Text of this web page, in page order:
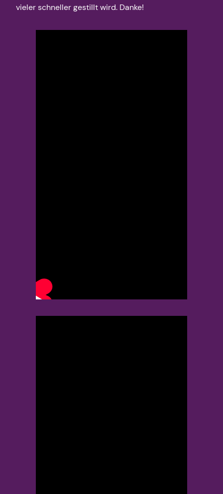
vieler schneller gestillt wird. Danke!